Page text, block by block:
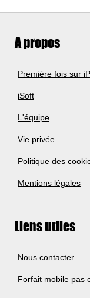
A propos
Première fois sur
iSoft
L'équipe
Vie privée
Politique des
Mentions légales
Liens utiles
Nous contacter
Forfait mobile pas